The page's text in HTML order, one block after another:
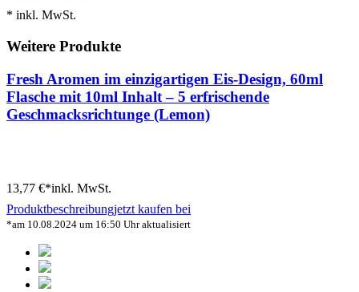
* inkl. MwSt.
Weitere Produkte
Fresh Aromen im einzigartigen Eis-Design, 60ml
Flasche mit 10ml Inhalt – 5 erfrischende
Geschmacksrichtunge (Lemon)
13,77 €*inkl. MwSt.
Produktbeschreibungjetzt kaufen bei
*am 10.08.2024 um 16:50 Uhr aktualisiert